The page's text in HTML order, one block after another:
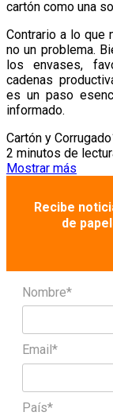
cartón como una
Contrario a lo que
no un problema.
los envases,
cadenas
es un paso
informado.
Cartón y Corrugado
2 minutos de
Mostrar más
Recibe
de
Nombre*
Email*
País*